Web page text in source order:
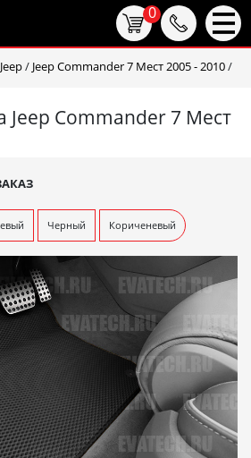
Jeep/ Jeep Commander 7 Мест 2005 - 2010/
Jeep Commander 7 Мест
Черный Кориченевый
0